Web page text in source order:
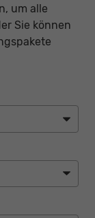
um alle
Sie können